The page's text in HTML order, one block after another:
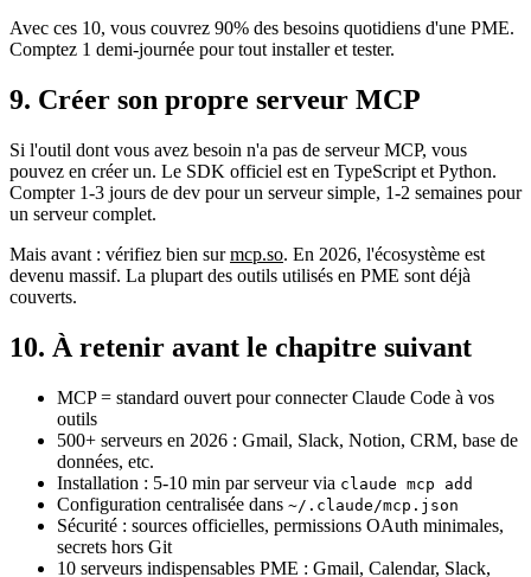
Avec ces 10, vous couvrez 90% des besoins quotidiens d'une PME.
Comptez 1 demi-journée pour tout installer et tester.
9. Créer son propre serveur MCP
Si l'outil dont vous avez besoin n'a pas de serveur MCP, vous
pouvez en créer un. Le SDK officiel est en TypeScript et Python.
Compter 1-3 jours de dev pour un serveur simple, 1-2 semaines pour
un serveur complet.
Mais avant : vérifiez bien surmcp.so. En 2026, l'écosystème est
devenu massif. La plupart des outils utilisés en PME sont déjà
couverts.
10. À retenir avant le chapitre suivant
MCP = standard ouvert pour connecter Claude Code à vos
outils
500+ serveurs en 2026 : Gmail, Slack, Notion, CRM, base de
données, etc.
Installation : 5-10 min par serveur via claude mcp add
Configuration centralisée dans ~/.claude/mcp.json
Sécurité : sources officielles, permissions OAuth minimales,
secrets hors Git
10 serveurs indispensables PME : Gmail, Calendar, Slack,